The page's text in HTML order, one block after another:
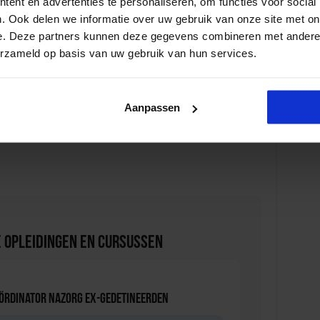
Ook delen we informatie over uw gebruik van onze site met
Deze partners kunnen deze gegevens combineren met
op basis van uw gebruik van hun services.
Aanpassen
wat de juridische mogelijkheden en onmogelijkheden zijn
en Cursussen
nazorg ex-gedetineerden